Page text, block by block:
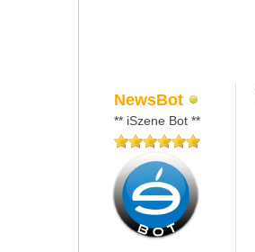
NewsBot
** iSzene Bot **